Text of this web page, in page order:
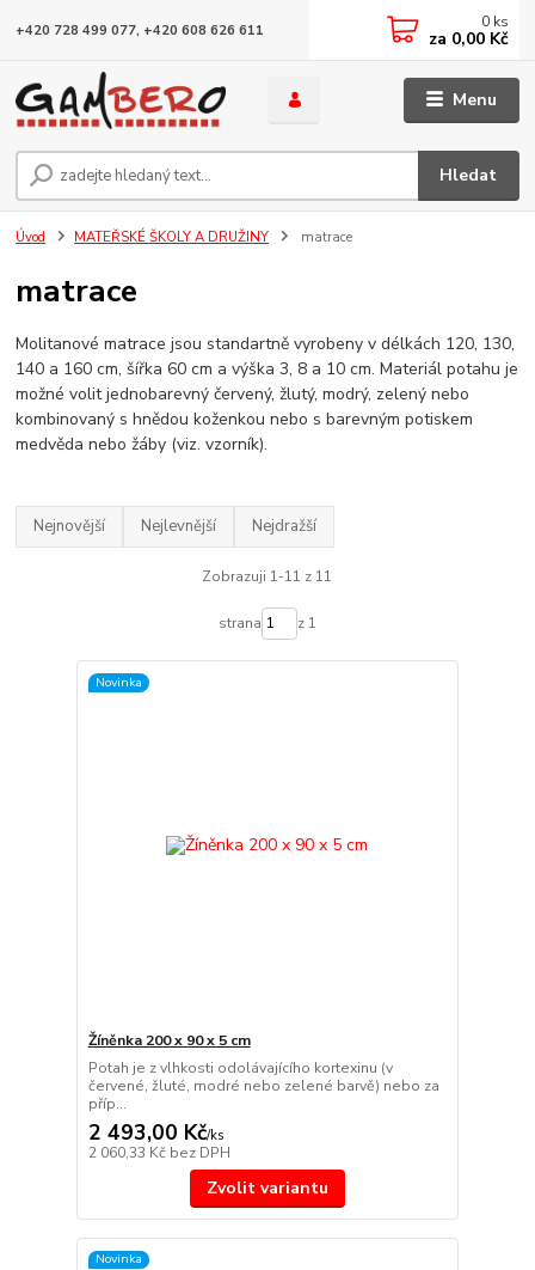
Menu
Hledat
+420 728 499 077, +420 608 626 611 0 ks
za 0,00 Kč
Úvod MATEŘSKÉ ŠKOLY A DRUŽINY matrace
matrace
Molitanové matrace jsou standartně vyrobeny v délkách 120, 130,
140 a 160 cm, šířka 60 cm a výška 3, 8 a 10 cm. Materiál potahu je
možné volit jednobarevný červený, žlutý, modrý, zelený nebo
kombinovaný s hnědou koženkou nebo s barevným potiskem
medvěda nebo žáby (viz. vzorník).
Nejnovější Nejlevnější Nejdražší
Zobrazuji 1-11 z 11
strana z 1
Novinka
Žíněnka 200 x 90 x 5 cm
Potah je z vlhkosti odolávajícího kortexinu (v
červené, žluté, modré nebo zelené barvě) nebo za
příp...
2 493,00 Kč/ks
2 060,33 Kč bez DPH
Zvolit variantu
Novinka